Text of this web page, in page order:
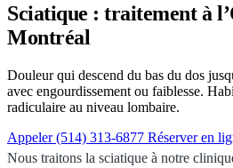
Sciatique : traitement à
Montréal
Douleur qui descend du bas du dos
avec engourdissement ou faiblesse.
radiculaire au niveau lombaire.
Appeler (514) 313-6877 Réserver en
Nous traitons la sciatique à notre